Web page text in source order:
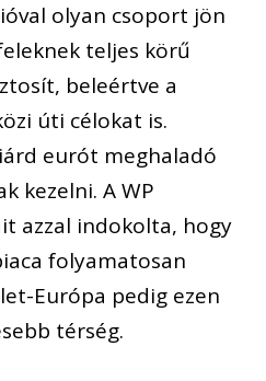
olyan csoport jön
teljes körű
beleértve a
úti célokat is.
eurót meghaladó
kezelni. A WP
azzal indokolta, hogy
folyamatosan
Európa pedig ezen
térség.